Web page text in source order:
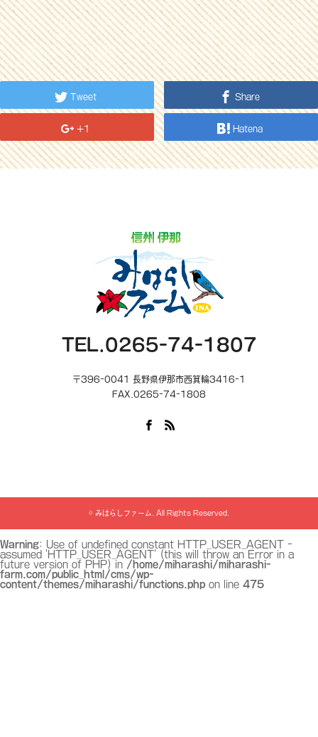
Tweet Share
+1 Hatena
TEL.0265-74-1807
〒396-0041 長野県伊那市西箕輪3416-1
FAX.0265-74-1808
© みはらしファーム . All Rights Reserved.
Warning: Use of undefined constant HTTP_USER_AGENT -
assumed 'HTTP_USER_AGENT' (this will throw an Error in a
future version of PHP) in /home/miharashi/miharashi-
farm.com/public_html/cms/wp-
content/themes/miharashi/functions.php on line 475